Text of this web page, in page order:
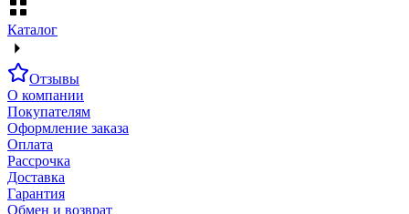
Каталог
Отзывы
О компании
Покупателям
Оформление заказа
Оплата
Рассрочка
Доставка
Гарантия
Обмен и возврат